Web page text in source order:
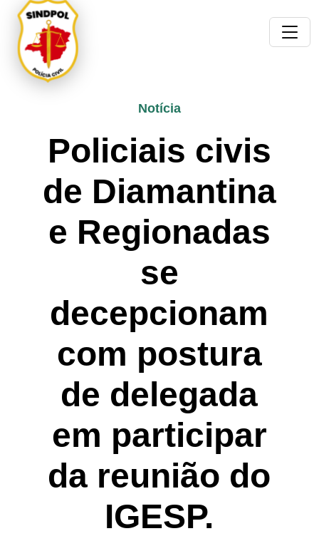
Notícia
Policiais civis
de Diamantina
e Regionadas
se
decepcionam
com postura
de delegada
em participar
da reunião do
IGESP.